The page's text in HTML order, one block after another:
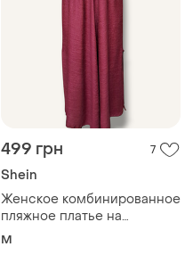
499 грн 7
Shein
Женское комбинированное
пляжное платье на
бретельках с разрезами
M